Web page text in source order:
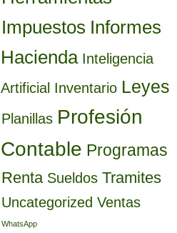
Impuestos Informes
Hacienda Inteligencia
Artificial Inventario Leyes
Planillas Profesión
Contable Programas
Renta Sueldos Tramites
Uncategorized Ventas
WhatsApp